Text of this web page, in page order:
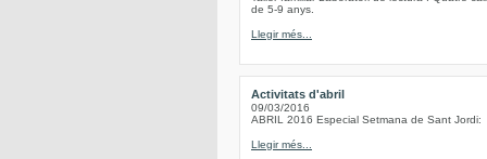
de 5-9 anys.
Llegir més...
Activitats d'abril
09/03/2016
ABRIL 2016 Especial Setmana de Sant Jordi:
Llegir més...